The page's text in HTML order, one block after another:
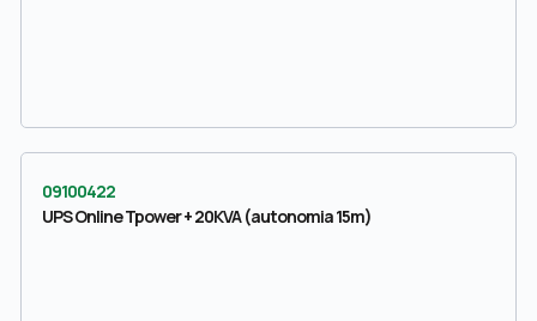
09100422
UPS Online Tpower + 20KVA (autonomia 15m)